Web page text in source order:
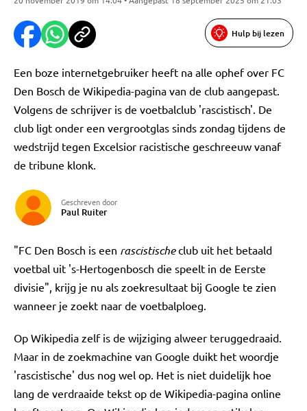
Hulp bij lezen
Een boze internetgebruiker heeft na alle ophef over FC
Den Bosch de Wikipedia-pagina van de club aangepast.
Volgens de schrijver is de voetbalclub 'rascistisch'. De
club ligt onder een vergrootglas sinds zondag tijdens de
wedstrijd tegen Excelsior racistische geschreeuw vanaf
de tribune klonk.
Geschreven door
Paul Ruiter
"FC Den Bosch is een rascistischeclub uit het betaald
voetbal uit 's-Hertogenbosch die speelt in de Eerste
divisie", krijg je nu als zoekresultaat bij Google te zien
wanneer je zoekt naar de voetbalploeg.
Op Wikipedia zelf is de wijziging alweer teruggedraaid.
Maar in de zoekmachine van Google duikt het woordje
'rascistische' dus nog wel op. Het is niet duidelijk hoe
lang de verdraaide tekst op de Wikipedia-pagina online